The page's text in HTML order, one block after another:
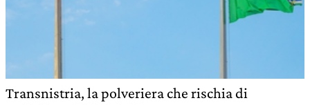
Transnistria, la polveriera che rischia di